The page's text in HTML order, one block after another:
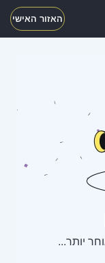
האזור האישי
יותר...